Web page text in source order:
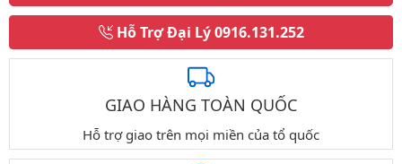
Hỗ Trợ Đại Lý0916.131.252
GIAO HÀNG TOÀN QUỐC
Hỗ trợ giao trên mọi miền của tổ quốc